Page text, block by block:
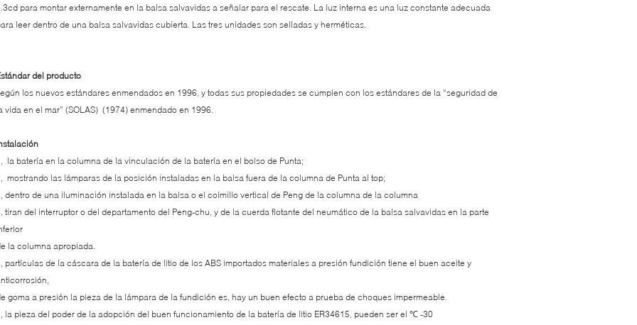
para montar externamente en la balsa salvavidas a señalar para el rescate. La luz interna es una luz constante adecuada
leer dentro de una balsa salvavidas cubierta. Las tres unidades son selladas y herméticas.
del producto
los nuevos estándares enmendados en 1996, y todas sus propiedades se cumplen con los estándares de la “seguridad de
vida en el mar” (SOLAS) (1974) enmendado en 1996.
la batería en la columna de la vinculación de la batería en el bolso de Punta;
mostrando las lámparas de la posición instaladas en la balsa fuera de la columna de Punta al top;
dentro de una iluminación instalada en la balsa o el colmillo vertical de Peng de la columna de la columna
tiran del interruptor o del departamento del Peng-chu, y de la cuerda flotante del neumático de la balsa salvavidas en la parte
la columna apropiada.
partículas de la cáscara de la batería de litio de los ABS importados materiales a presión fundición tiene el buen aceite y
goma a presión la pieza de la lámpara de la fundición es, hay un buen efecto a prueba de choques impermeable.
la pieza del poder de la adopción del buen funcionamiento de la batería de litio ER34615, pueden ser el ℃ -30